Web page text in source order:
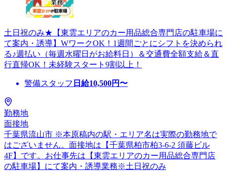
土日祝のみ★【東雲エリアのカー用品総合専門店の駐車場に
て案内・誘導】WワークOK！1週間ごとにシフトを決められ
る♪週払い（毎週水曜日がお給料日）＆交通費全額支給＆直
行直帰OK！未経験スタート9割以上！
警備スタッフ 日給10,500円〜
勤務地
面接地
千葉県流山市 ※本原稿内の駅・エリア名は実際の勤務地で
はございません。面接地は【千葉県柏市柏3-6-2 須藤ビル
4F】です。お仕事先は【東雲エリアのカー用品総合専門店
の駐車場】にて案内・誘導業務※土日祝のみ